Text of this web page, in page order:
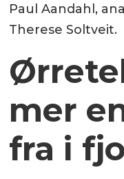
Paul Aandahl,
Therese Soltveit.
mer
fra i